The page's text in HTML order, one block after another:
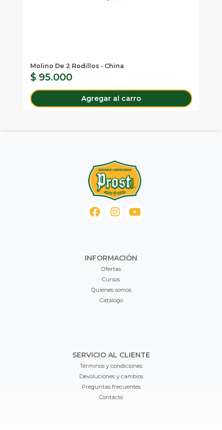
Molino De 2 Rodillos - China
$ 95.000
Agregar al carro
INFORMACIÓN
Ofertas
Cursos
Quienes somos
Catálogo
SERVICIO AL CLIENTE
Términos y condiciones
Devoluciones y cambios
Preguntas frecuentes
Contacto